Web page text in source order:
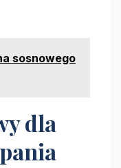
sosnowego
dla